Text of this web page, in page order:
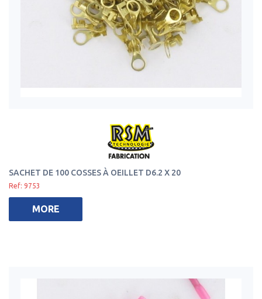
SACHET DE 100 COSSES À OEILLET D6.2 X 20
Ref: 9753
MORE